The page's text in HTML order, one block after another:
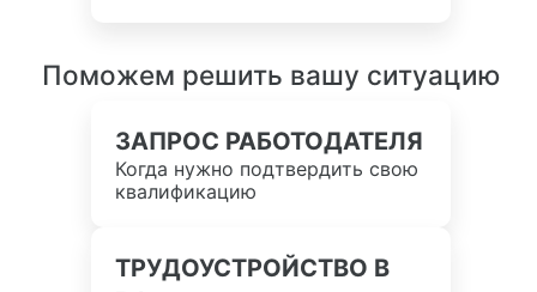
Поможем решить вашу ситуацию
ЗАПРОС РАБОТОДАТЕЛЯ
Когда нужно подтвердить свою
квалификацию
ТРУДОУСТРОЙСТВО В